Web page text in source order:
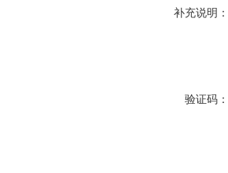
补充说明：
验证码：